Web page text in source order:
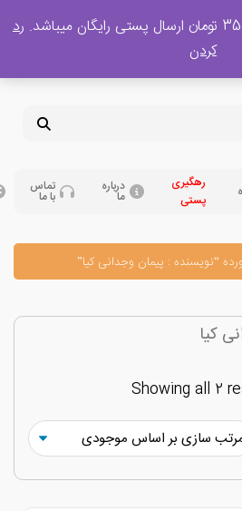
فروش
درباره تماس
: پیمان وجدانی کیا”
Showing
رد